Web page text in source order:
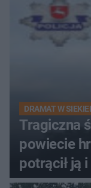
DRAMAT W
Tragiczna
powiecie
potrącił ją i